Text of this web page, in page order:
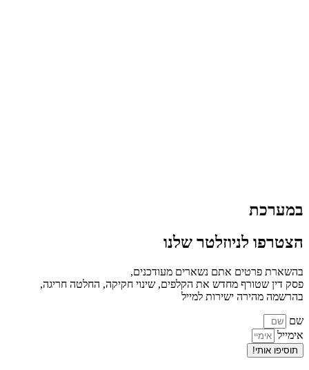
במערכת
הצטרפו לניוזלטר שלנו
בהשארת פרטים אתם נשארים מעודכנים,
פסק דין שטורף מחדש את הקלפים, שינוי חקיקה, החלטה חריגה,
בהרשמה מהירה ישירות למייל
שם
אימייל
תוסיפו אותי!